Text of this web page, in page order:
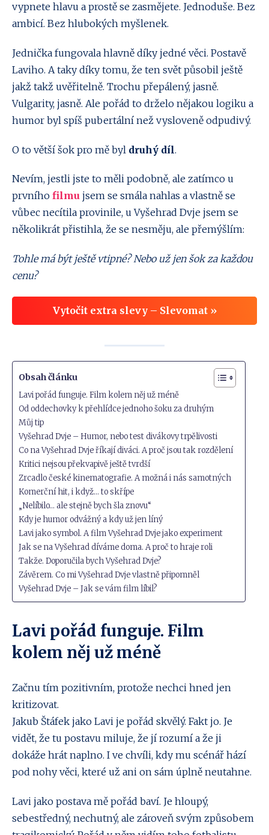
vypnete hlavu a prostě se zasmějete. Jednoduše. Bez
ambicí. Bez hlubokých myšlenek.
Jednička fungovala hlavně díky jedné věci. Postavě
Laviho. A taky díky tomu, že ten svět působil ještě
jakž takž uvěřitelně. Trochu přepálený, jasně.
Vulgarity, jasně. Ale pořád to drželo nějakou logiku a
humor byl spíš pubertální než vysloveně odpudivý.
O to větší šok pro mě byl druhý díl.
Nevím, jestli jste to měli podobně, ale zatímco u
prvního filmu jsem se smála nahlas a vlastně se
vůbec necítila provinile, u Vyšehrad Dvje jsem se
několikrát přistihla, že se nesměju, ale přemýšlím:
Tohle má být ještě vtipné? Nebo už jen šok za každou
cenu?
Vytočit extra slevy – Slevomat »
Obsah článku
Lavi pořád funguje. Film kolem něj už méně
Od oddechovky k přehlídce jednoho šoku za druhým
Můj tip
Vyšehrad Dvje – Humor, nebo test divákovy trpělivosti
Co na Vyšehrad Dvje říkají diváci. A proč jsou tak rozdělení
Kritici nejsou překvapivě ještě tvrdší
Zrcadlo české kinematografie. A možná i nás samotných
Komerční hit, i když… to skřípe
„Nelíbilo… ale stejně bych šla znovu“
Kdy je humor odvážný a kdy už jen líný
Lavi jako symbol. A film Vyšehrad Dvje jako experiment
Jak se na Vyšehrad díváme doma. A proč to hraje roli
Takže. Doporučila bych Vyšehrad Dvje?
Závěrem. Co mi Vyšehrad Dvje vlastně připomněl
Vyšehrad Dvje – Jak se vám film líbil?
Lavi pořád funguje. Film
kolem něj už méně
Začnu tím pozitivním, protože nechci hned jen
kritizovat.
Jakub Štáfek jako Lavi je pořád skvělý. Fakt jo. Je
vidět, že tu postavu miluje, že jí rozumí a že ji
dokáže hrát naplno. I ve chvíli, kdy mu scénář hází
pod nohy věci, které už ani on sám úplně neutahne.
Lavi jako postava mě pořád baví. Je hloupý,
sebestředný, nechutný, ale zároveň svým způsobem